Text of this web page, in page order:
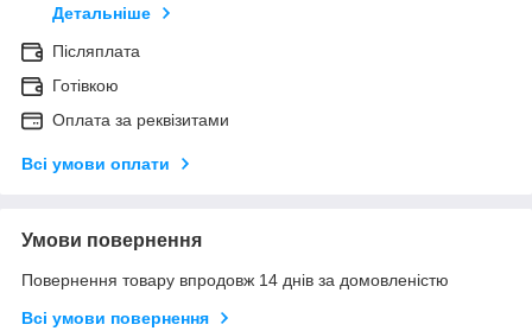
Детальніше
Післяплата
Готівкою
Оплата за реквізитами
Всі умови оплати
Умови повернення
Повернення товару впродовж 14 днів за домовленістю
Всі умови повернення